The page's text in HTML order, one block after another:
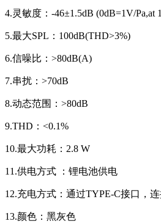
4.灵敏度：-46±1.5dB (0dB=1V/Pa,at
5.最大SPL：100dB(THD>3%)
6.信噪比：>80dB(A)
7.串扰：>70dB
8.动态范围：>80dB
9.THD：<0.1%
10.最大功耗：2.8 W
11.供电方式 ：锂电池供电
12.充电方式：通过TYPE-C接口，
13.颜色：黑灰色